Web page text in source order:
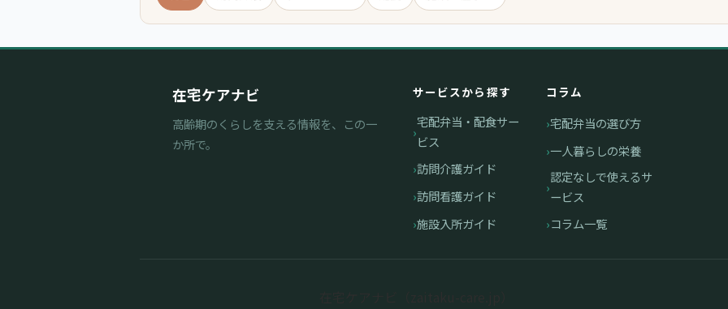
在宅ケアナビ
高齢期のくらしを支える情報を、この一
か所で。
サービスから探す
宅配弁当・配食サー
ビス
訪問介護ガイド
訪問看護ガイド
施設入所ガイド
コラム
宅配弁当の選び方
一人暮らしの栄養
認定なしで使えるサ
ービス
コラム一覧